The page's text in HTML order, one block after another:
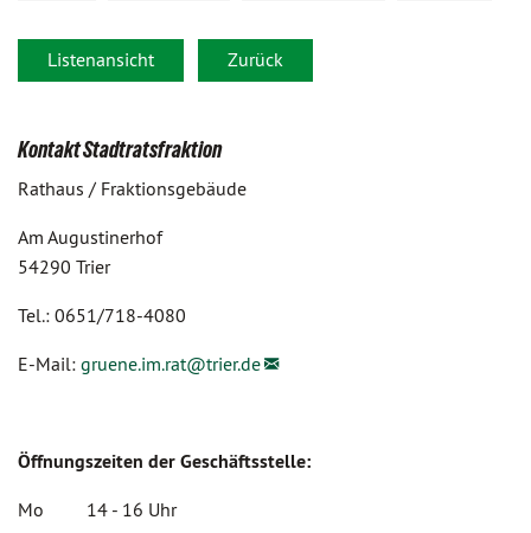
Listenansicht Zurück
Kontakt Stadtratsfraktion
Rathaus / Fraktionsgebäude
Am Augustinerhof
54290 Trier
Tel.: 0651/718-4080
E-Mail: gruene.im.rat@trier.de
Öffnungszeiten der Geschäftsstelle:
Mo 14 - 16 Uhr